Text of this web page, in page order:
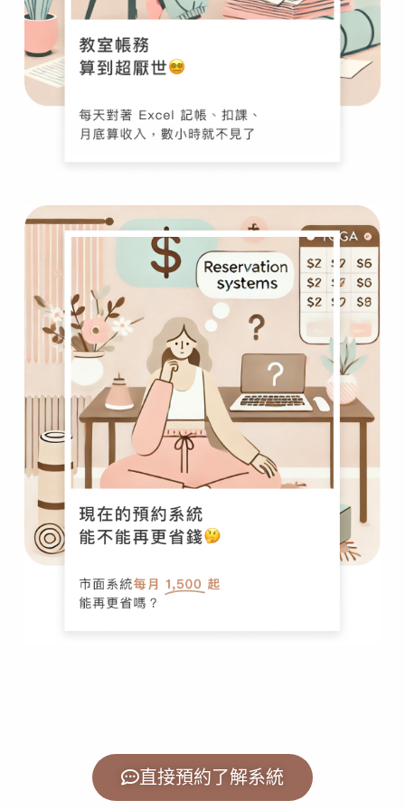
直接預約了解系統